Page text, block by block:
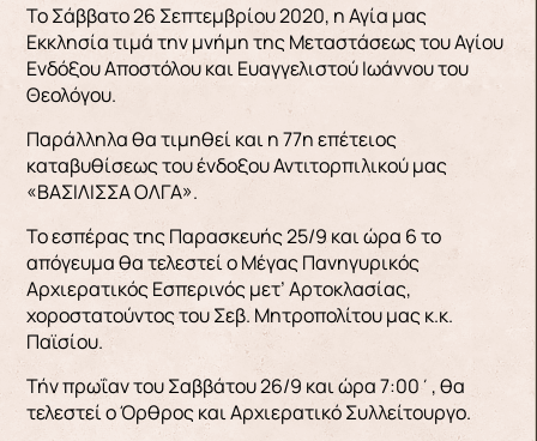
Το Σάββατο 26 Σεπτεμβρίου 2020, η Αγία μας
Εκκλησία τιμά την μνήμη της Μεταστάσεως του Αγίου
Ενδόξου Αποστόλου και Ευαγγελιστού Ιωάννου του
Θεολόγου.
Παράλληλα θα τιμηθεί και η 77η επέτειος
καταβυθίσεως του ένδοξου Αντιτορπιλικού μας
«ΒΑΣΙΛΙΣΣΑ ΟΛΓΑ».
Το εσπέρας της Παρασκευής 25/9 και ώρα 6 το
απόγευμα θα τελεστεί ο Μέγας Πανηγυρικός
Αρχιερατικός Εσπερινός μετ’ Αρτοκλασίας,
χοροστατούντος του Σεβ. Μητροπολίτου μας κ.κ.
Παϊσίου.
Τήν πρωΐαν του Σαββάτου 26/9 και ώρα 7:00΄, θα
τελεστεί ο Όρθρος και Αρχιερατικό Συλλείτουργο.